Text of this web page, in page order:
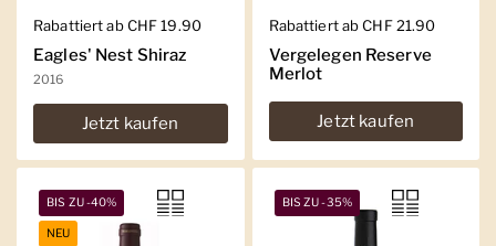
Regulärer Preis
Rabattiert ab CHF 19.90
Eagles' Nest Shiraz
2016
Jetzt kaufen
Regulärer Preis
Rabattiert ab CHF 21.90
Vergelegen Reserve
Merlot
Jetzt kaufen
BIS ZU -40%
NEU
BIS ZU -35%